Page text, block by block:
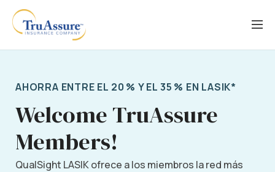
Saltar
contenido
AHORRA ENTRE EL 20 % Y EL 35 % EN LASIK*
Welcome TruAssure
Members!
QualSight LASIK ofrece a los miembros la red más